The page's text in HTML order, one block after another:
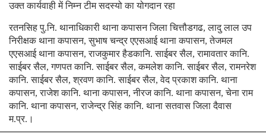
उक्त कार्यवाही में निम्न टीम सदस्यो का योगदान रहा
रतनसिह पु.नि. थानाधिकारी थाना कपासन जिला चित्तौडगढ, लादु लाल उप
निरीक्षक थाना कपासन, सुभाष चन्द्र एएसआई थाना कपासन, तेजमल
एएसआई थाना कपासन, राजकुमार हैडकानि. साईबर सैल, रामावतार कानि.
साईबर सैल, गणपत कानि. साईबर सैल, कमलेश कानि. साईबर सैल, रामनरेश
कानि. साईबर सैल, श्रवण कानि. साईबर सैल, वेद प्रकाश कानि. थाना
कपासन, राजेश कानि. थाना कपासन, नीरज कानि. थाना कपासन, चेना राम
कानि. थाना कपासन, राजेन्द्र सिंह कानि. थाना सतवास जिला दैवास
म.प्र.।